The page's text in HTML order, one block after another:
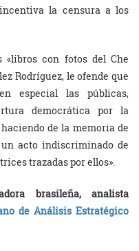
la censura a los
con fotos del Che
Rodríguez, le ofende que
especial las públicas,
democrática por la
de la memoria de
acto indiscriminado de
trazadas por ellos».
brasileña, analista
de Análisis Estratégico